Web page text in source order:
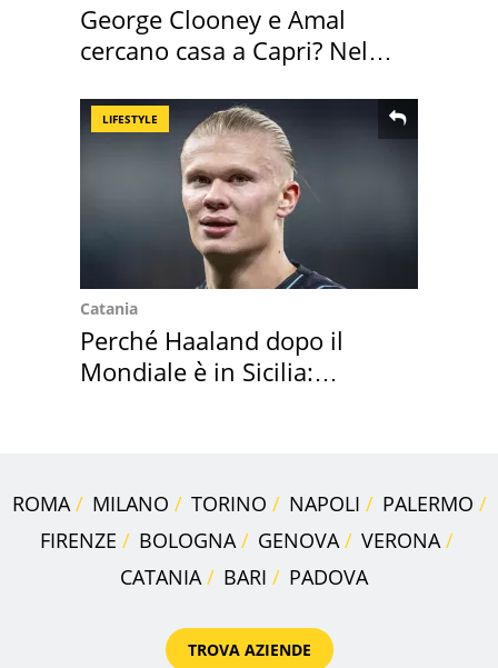
George Clooney e Amal
cercano casa a Capri? Nel
LIFESTYLE
Catania
Perché Haaland dopo il
Mondiale è in Sicilia:
ROMA MILANO TORINO NAPOLI
PALERMO
FIRENZE
BOLOGNA GENOVA
VERONA
CATANIA
BARI PADOVA
TROVA AZIENDE